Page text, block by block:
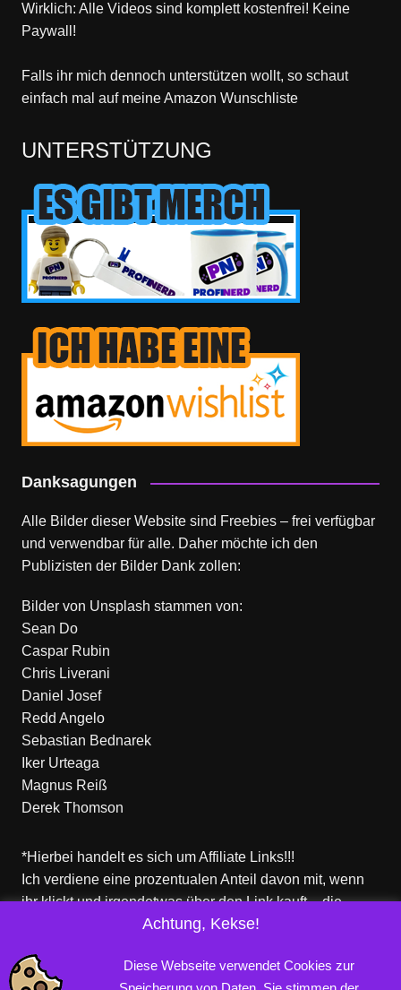
Wirklich: Alle Videos sind komplett kostenfrei! Keine
Paywall!
Falls ihr mich dennoch unterstützen wollt, so schaut
einfach mal auf meine Amazon Wunschliste
UNTERSTÜTZUNG
Danksagungen
Alle Bilder dieser Website sind Freebies – frei verfügbar
und verwendbar für alle. Daher möchte ich den
Publizisten der Bilder Dank zollen:
Bilder von Unsplash stammen von:
Sean Do
Caspar Rubin
Chris Liverani
Daniel Josef
Redd Angelo
Sebastian Bednarek
Iker Urteaga
Magnus Reiß
Derek Thomson
*Hierbei handelt es sich um Affiliate Links!!!
Ich verdiene eine prozentualen Anteil davon mit, wenn
ihr klickt und irgendetwas über den Link kauft – die
Produkte dort sind aber nicht von mir!
Achtung, Kekse!
Diese Webseite verwendet Cookies zur